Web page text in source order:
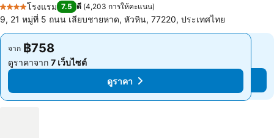
4 ดาว
โรงแรม 7.5 ดี (4,203 การให้คะแนน)
9, 21 หมู่ที่ 5 ถนน เลียบชายหาด, หัวหิน, 77220, ประเทศไทย
จาก ฿758
ดูราคาจาก 7 เว็บไซต์
ดูราคา
จาก ฿758
ดูราคาจาก 7 เว็บไซต์
ดูราคา